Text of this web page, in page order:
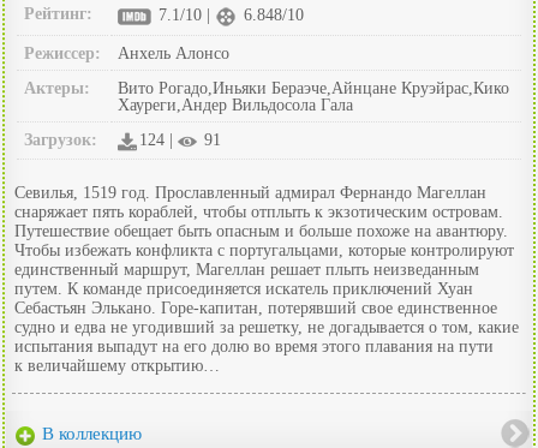
Рейтинг: 7.1/10 | 6.848/10
Режиссер:
Анхель Алонсо
Актеры:
Вито Рогадо,Иньяки Бераэче,Айнцане Круэйрас,Кико
Хауреги,Андер Вильдосола Гала
Загрузок:
124 | 91
Севилья, 1519 год. Прославленный адмирал Фернандо Магеллан
снаряжает пять кораблей, чтобы отплыть к экзотическим островам.
Путешествие обещает быть опасным и больше похоже на авантюру.
Чтобы избежать конфликта с португальцами, которые контролируют
единственный маршрут, Магеллан решает плыть неизведанным
путем. К команде присоединяется искатель приключений Хуан
Себастьян Элькано. Горе-капитан, потерявший свое единственное
судно и едва не угодивший за решетку, не догадывается о том, какие
испытания выпадут на его долю во время этого плавания на пути
к величайшему открытию…
В коллекцию